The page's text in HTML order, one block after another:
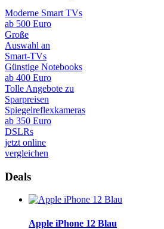
Moderne Smart TVs
ab 500 Euro
Große
Auswahl an
Smart-TVs
Günstige Notebooks
ab 400 Euro
Tolle Angebote zu
Sparpreisen
Spiegelreflexkameras
ab 350 Euro
DSLRs
jetzt online
vergleichen
Deals
Apple iPhone 12 Blau